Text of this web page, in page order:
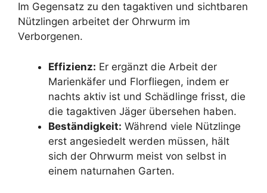
Im Gegensatz zu den tagaktiven und sichtbaren
Nützlingen arbeitet der Ohrwurm im
Verborgenen.
Effizienz: Er ergänzt die Arbeit der
Marienkäfer und Florfliegen, indem er
nachts aktiv ist und Schädlinge frisst, die
die tagaktiven Jäger übersehen haben.
Beständigkeit: Während viele Nützlinge
erst angesiedelt werden müssen, hält
sich der Ohrwurm meist von selbst in
einem naturnahen Garten.